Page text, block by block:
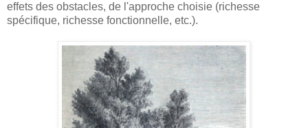
effets des obstacles, de l'approche choisie (richesse
spécifique, richesse fonctionnelle, etc.).